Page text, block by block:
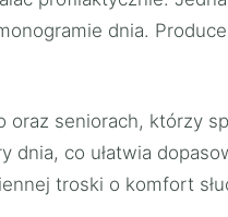
dnia.
oraz seniorach, którzy
dnia, co ułatwia
troski o komfort